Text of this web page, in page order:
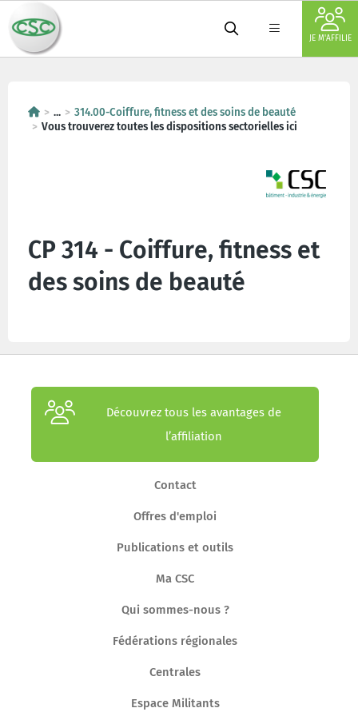
JE M'AFFILIE
...
314.00-Coiffure, fitness et des soins de beauté
Vous trouverez toutes les dispositions sectorielles ici
CP 314 - Coiffure, fitness et
des soins de beauté
Découvrez tous les avantages de
l’affiliation
Contact
Offres d'emploi
Publications et outils
Ma CSC
Qui sommes-nous ?
Fédérations régionales
Centrales
Espace Militants